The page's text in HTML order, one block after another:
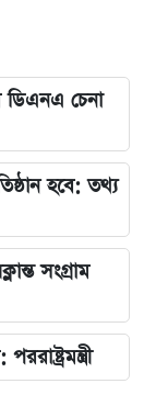
ডিএনএ চেনা
হবে: তথ্য
সংগ্রাম